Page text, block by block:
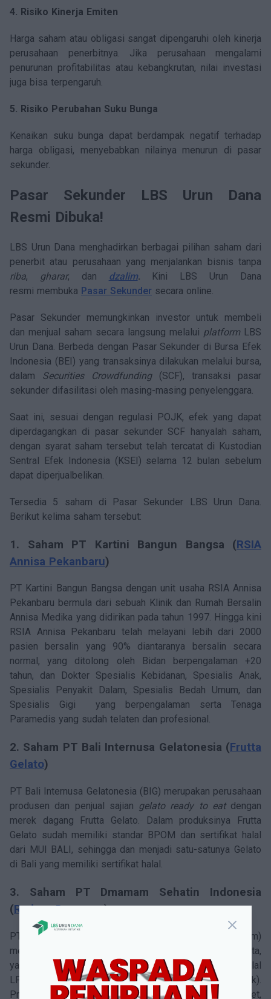
4. Risiko Kinerja Emiten
Harga saham atau obligasi sangat dipengaruhi oleh kinerja
perusahaan penerbitnya. Jika perusahaan mengalami
penurunan profitabilitas atau kebangkrutan, nilai investasi
juga bisa terpengaruh.
5. Risiko Perubahan Suku Bunga
Kenaikan suku bunga dapat berdampak negatif terhadap
harga obligasi, menyebabkan nilainya menurun di pasar
sekunder.
Pasar Sekunder LBS Urun Dana
Resmi Dibuka!
LBS Urun Dana menghadirkan berbagai pilihan saham dari
penerbit atau perusahaan yang menjalankan bisnis tanpa
riba, gharar, dan dzalim. Kini LBS Urun Dana
resmi membuka Pasar Sekunder secara online.
Pasar Sekunder memungkinkan investor untuk membeli
dan menjual saham secara langsung melalui platform LBS
Urun Dana. Berbeda dengan Pasar Sekunder di Bursa Efek
Indonesia (BEI) yang transaksinya dilakukan melalui bursa,
dalam Securities Crowdfunding (SCF), transaksi pasar
sekunder difasilitasi oleh masing-masing penyelenggara.
Saat ini, sesuai dengan regulasi POJK, efek yang dapat
diperdagangkan di pasar sekunder SCF hanyalah saham,
dengan syarat saham tersebut telah tercatat di Kustodian
Sentral Efek Indonesia (KSEI) selama 12 bulan sebelum
dapat diperjualbelikan.
Tersedia 5 saham di Pasar Sekunder LBS Urun Dana.
Berikut kelima saham tersebut:
1. Saham PT Kartini Bangun Bangsa (RSIA
Annisa Pekanbaru)
PT Kartini Bangun Bangsa dengan unit usaha RSIA Annisa
Pekanbaru bermula dari sebuah Klinik dan Rumah Bersalin
Annisa Medika yang didirikan pada tahun 1997. Hingga kini
RSIA Annisa Pekanbaru telah melayani lebih dari 2000
pasien bersalin yang 90% diantaranya bersalin secara
normal, yang ditolong oleh Bidan berpengalaman +20
tahun, dan Dokter Spesialis Kebidanan, Spesialis Anak,
Spesialis Penyakit Dalam, Spesialis Bedah Umum, dan
Spesialis Gigi yang berpengalaman serta Tenaga
Paramedis yang sudah telaten dan profesional.
2. Saham PT Bali Internusa Gelatonesia (Frutta
Gelato)
PT Bali Internusa Gelatonesia (BIG) merupakan perusahaan
produsen dan penjual sajian gelato ready to eat dengan
merek dagang Frutta Gelato. Dalam produksinya Frutta
Gelato sudah memiliki standar BPOM dan sertifikat halal
dari MUI BALI, sehingga dan menjadi satu-satunya Gelato
di Bali yang memiliki sertifikat halal.
3. Saham PT Dmamam Sehatin Indonesia
(Radaza Dmamam)
PT Dmamam Sehatin Indonesia (Radaza Dmamam)
menghadirkan
untuk balita,
yang telah memiliki izin edar BPOM RI MD dan Halal
LPPOM MUI (dengan nilai audit A atau sangat baik).
Produk juga yang dibuat tanpa MSG, tanpa pengawet,